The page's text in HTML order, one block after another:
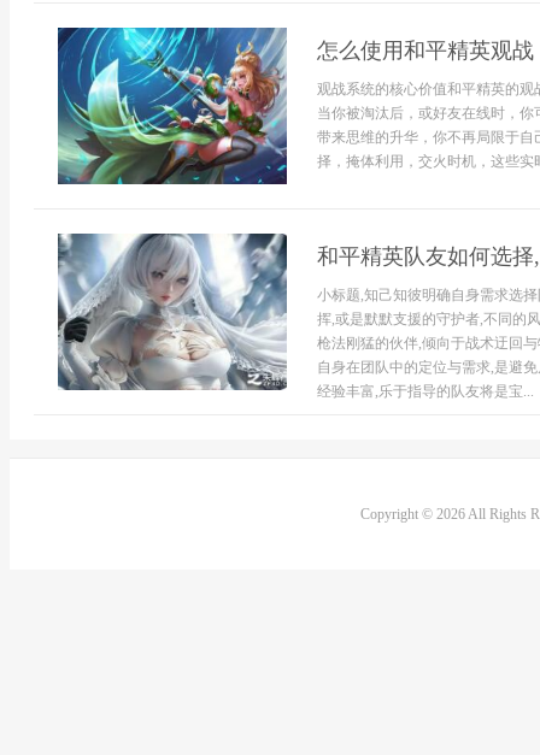
怎么使用和平精英观
观战系统的核心价值和平精英的
当你被淘汰后，或好友在线时，
带来思维的升华，你不再局限于
择，掩体利用，交火时机，这些实
和平精英队友如何选
小标题,知己知彼明确自身需求选
挥,或是默默支援的守护者,不同的
枪法刚猛的伙伴,倾向于战术迂回
自身在团队中的定位与需求,是避
经验丰富,乐于指导的队友将是宝...
Copyright © 2026 All Rights